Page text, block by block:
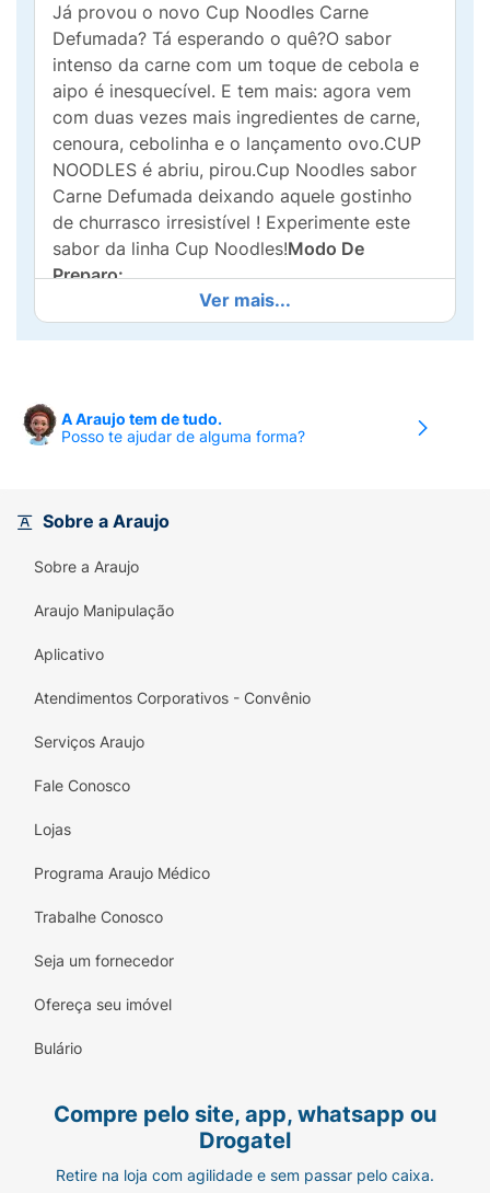
Já provou o novo Cup Noodles Carne
Defumada? Tá esperando o quê?O sabor
intenso da carne com um toque de cebola e
aipo é inesquecível. E tem mais: agora vem
com duas vezes mais ingredientes de carne,
cenoura, cebolinha e o lançamento ovo.CUP
NOODLES é abriu, pirou.Cup Noodles sabor
Carne Defumada deixando aquele gostinho
de churrasco irresistível ! Experimente este
sabor da linha Cup Noodles!Modo De
Preparo:
ÁGUA FERVENTEColoque 300ml de água
fervente até a linha interna do copo.Feche a
MICROONDAS Coloque 300ml de água até a
de 1 minuto.Misture bem e sirva-se!
Alérgicos:Contém Cevada,Soja, derivados de
de Gergelim. Pode conter Centeio,
Crustáceos (Camarão e Caranguejo), Ovos,
Ver mais...
A Araujo tem de tudo.
Posso te ajudar de alguma forma?
Sobre a Araujo
Sobre a Araujo
Araujo Manipulação
Aplicativo
Atendimentos Corporativos - Convênio
Serviços Araujo
Fale Conosco
Lojas
Programa Araujo Médico
Trabalhe Conosco
Seja um fornecedor
Ofereça seu imóvel
Bulário
Compre pelo site, app, whatsapp ou
Drogatel
Retire na loja com agilidade e sem passar pelo caixa.